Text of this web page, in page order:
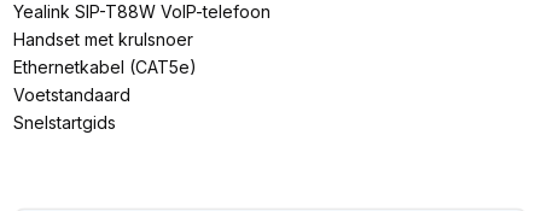
Yealink SIP-T88W VoIP-telefoon
Handset met krulsnoer
Ethernetkabel (CAT5e)
Voetstandaard
Snelstartgids